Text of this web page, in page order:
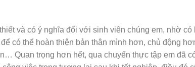
và có ý nghĩa đối với sinh viên chúng em, nhờ
có thể hoàn thiện bản thân mình hơn, chủ động
Quan trọng hơn hết, qua chuyến thực tập em đã